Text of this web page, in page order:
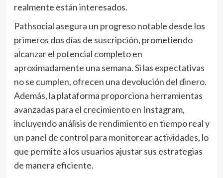
realmente están interesados.
Pathsocial asegura un progreso notable desde los
primeros dos días de suscripción, prometiendo
alcanzar el potencial completo en
aproximadamente una semana. Si las expectativas
no se cumplen, ofrecen una devolución del dinero.
Además, la plataforma proporciona herramientas
avanzadas para el crecimiento en Instagram,
incluyendo análisis de rendimiento en tiempo real y
un panel de control para monitorear actividades, lo
que permite a los usuarios ajustar sus estrategias
de manera eficiente.